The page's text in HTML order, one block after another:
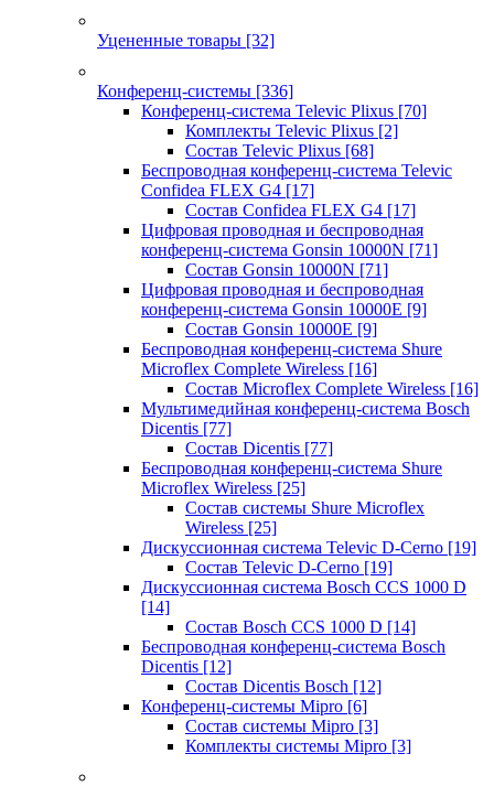
Уцененные товары [32]
Конференц-системы [336]
Конференц-система Televic Plixus [70]
Комплекты Televic Plixus [2]
Состав Televic Plixus [68]
Беспроводная конференц-система Televic
Confidea FLEX G4 [17]
Состав Confidea FLEX G4 [17]
Цифровая проводная и беспроводная
конференц-система Gonsin 10000N [71]
Состав Gonsin 10000N [71]
Цифровая проводная и беспроводная
конференц-система Gonsin 10000E [9]
Состав Gonsin 10000E [9]
Беспроводная конференц-система Shure
Microflex Complete Wireless [16]
Состав Microflex Complete Wireless [16]
Мультимедийная конференц-система Bosch
Dicentis [77]
Состав Dicentis [77]
Беспроводная конференц-система Shure
Microflex Wireless [25]
Состав системы Shure Microflex
Wireless [25]
Дискуссионная система Televic D-Cerno [19]
Состав Televic D-Cerno [19]
Дискуссионная система Bosch CCS 1000 D
[14]
Состав Bosch CCS 1000 D [14]
Беспроводная конференц-система Bosch
Dicentis [12]
Состав Dicentis Bosch [12]
Конференц-системы Mipro [6]
Состав системы Mipro [3]
Комплекты системы Mipro [3]